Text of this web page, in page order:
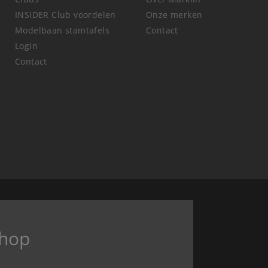
INSIDER Club voordelen
Modelbaan stamtafels
Login
Contact
Onze merken
Contact